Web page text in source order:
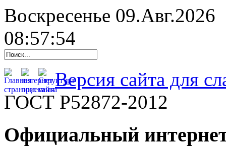
Воскресенье 09.Авг.2026
08:57:55
Версия сайта для
ГОСТ Р52872-2012
Официальный